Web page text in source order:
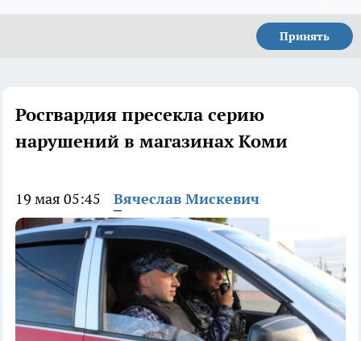
Принять
Росгвардия пресекла серию
нарушений в магазинах Коми
19 мая 05:45 Вячеслав Мискевич